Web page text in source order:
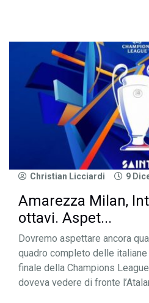
Christian Licciardi 9
Amarezza Milan,
ottavi. Aspet...
Dovremo aspettare ancora
quadro completo delle
finale della Champions
doveva vedere di fronte